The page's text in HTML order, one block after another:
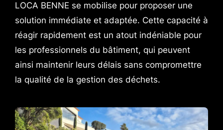
LOCA BENNE se mobilise pour proposer une
solution immédiate et adaptée. Cette capacité à
réagir rapidement est un atout indéniable pour
les professionnels du bâtiment, qui peuvent
ainsi maintenir leurs délais sans compromettre
la qualité de la gestion des déchets.